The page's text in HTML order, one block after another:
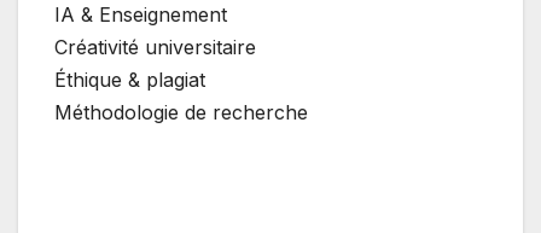
IA & Enseignement
Créativité universitaire
Éthique & plagiat
Méthodologie de recherche